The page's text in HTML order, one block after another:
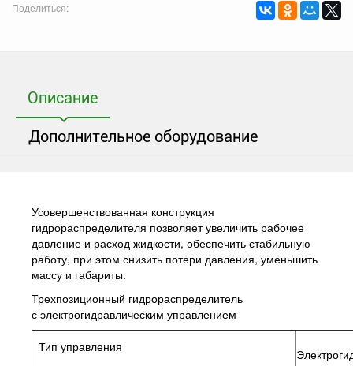
Поделиться:
Описание
Дополнительное оборудование
Усовершенствованная конструкция
гидрораспределителя позволяет увеличить рабочее
давление и расход жидкости, обеспечить стабильную
работу, при этом снизить потери давления, уменьшить
массу и габариты.
Трехпозиционный гидрораспределитель
с электрогидравлическим управлением
Тип управления